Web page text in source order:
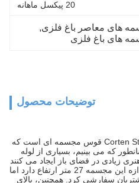
20 پیکسل ماهانه
های معاصر باغ فلزی,
های باغ فلزی
توضیحات محصول
این مجسمه های فولادی بزرگ Corten Steel قوس مجسمه ای است که
که می بینیم، بسیاری از لوله
زیادی در فضای باز ایجاد می کنند
اندازه این مجسمه 27 متر ارتفاع دارد اما
سفارشی کرد.
همچنین، بالای